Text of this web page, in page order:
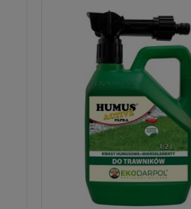
Pomysłowy ogrodnik. 70